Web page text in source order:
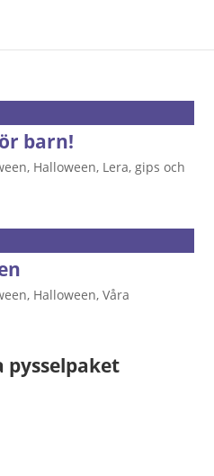
barn!
, Halloween, Lera, gips och
, Halloween,Våra
pysselpaket